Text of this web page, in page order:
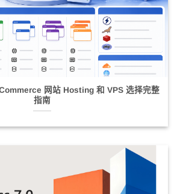
网站 Hosting 和 VPS 选择完整
指南